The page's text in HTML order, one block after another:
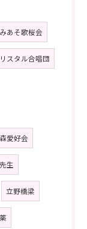
あそ歌桜会
スタル合唱団
愛好会
生
立野橋梁